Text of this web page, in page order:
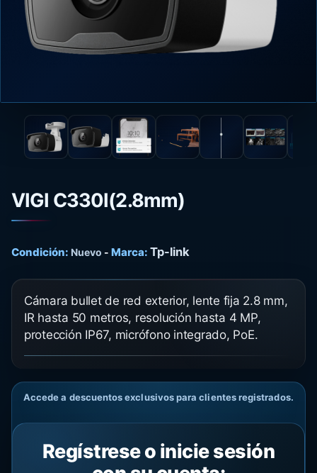
VIGI C330I(2.8mm)
Condición: Nuevo - Marca: Tp-link
Cámara bullet de red exterior, lente fija 2.8 mm,
IR hasta 50 metros, resolución hasta 4 MP,
protección IP67, micrófono integrado, PoE.
Accede a descuentos exclusivos para clientes registrados.
Regístrese o inicie sesión